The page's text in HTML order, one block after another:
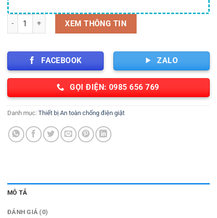
Thảm cách điện 10kv Việt Nam(1,0 x 1,0 x 0,06)m số lượng
XEM THÔNG TIN
FACEBOOK ZALO
GỌI ĐIỆN: 0985 656 769
Danh mục: Thiết bị An toàn chống điện giật
MÔ TẢ
ĐÁNH GIÁ (0)